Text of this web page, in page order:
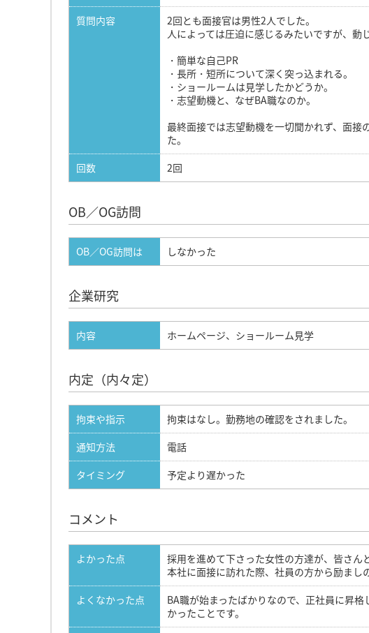
質問内容
2回とも面接官は男性2人でした。
人によっては圧迫に感じるみたいですが、動
・簡単な自己PR
・長所・短所について深く突っ込まれる。
・ショールームは見学したかどうか。
・志望動機と、なぜBA職なのか。
最終面接では志望動機を一切聞かれず、面
た。
回数
2回
OB／OG訪問
OB／OG訪問は しなかった
企業研究
内容 ホームページ、ショールーム見学
内定（内々定）
拘束や指示
拘束はなし。勤務地の確認をされました。
通知方法
電話
タイミング
予定より遅かった
コメント
よかった点
採用を進めて下さった女性の方達が、皆さん
本社に面接に訪れた際、社員の方から励まし
よくなかった点
BA職が始まったばかりなので、正社員に昇
かったことです。